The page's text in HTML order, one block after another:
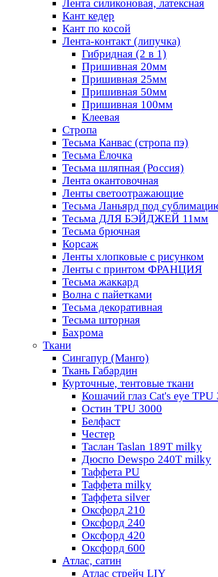
Лента силиконовая, латексная
Кант кедер
Кант по косой
Лента-контакт (липучка)
Гибридная (2 в 1)
Пришивная 20мм
Пришивная 25мм
Пришивная 50мм
Пришивная 100мм
Клеевая
Стропа
Тесьма Канвас (стропа пэ)
Тесьма Ёлочка
Тесьма шляпная (Россия)
Лента окантовочная
Ленты светоотражающие
Тесьма Ланьярд под
Тесьма ДЛЯ БЭЙДЖЕЙ 11мм
Тесьма брючная
Корсаж
Ленты хлопковые с рисунком
Ленты с принтом ФРАНЦИЯ
Тесьма жаккард
Волна с пайетками
Тесьма декоративная
Тесьма шторная
Бахрома
Ткани
Сингапур (Манго)
Ткань Габардин
Курточные, тентовые ткани
Кошачий глаз Cat's eye TPU
Остин TPU 3000
Белфаст
Честер
Таслан Taslan 189T milky
Дюспо Dewspo 240T milky
Таффета PU
Таффета milky
Таффета silver
Оксфорд 210
Оксфорд 240
Оксфорд 420
Оксфорд 600
Атлас, сатин
Атлас стрейч LIY